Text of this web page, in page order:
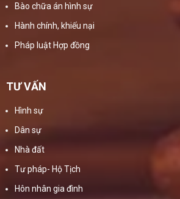
Bào chữa án hình sự
Hành chính, khiếu nại
Pháp luật Hợp đồng
TƯ VẤN
Hình sự
Dân sự
Nhà đất
Tư pháp- Hộ Tịch
Hôn nhân gia đình